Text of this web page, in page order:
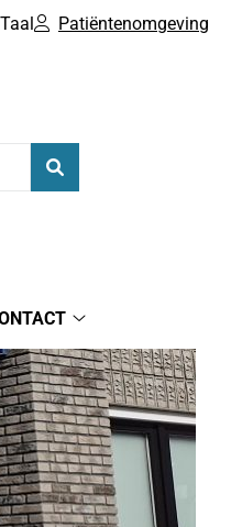
Patiëntenomgeving
submenu